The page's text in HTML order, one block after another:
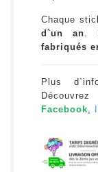
Chaque
d`un an.
fabriqués
Plus
Facebook,